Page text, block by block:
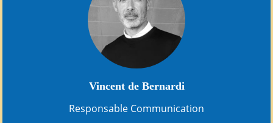
Vincent de Bernardi
Responsable Communication